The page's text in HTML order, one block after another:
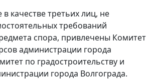
в качестве третьих лиц, не
требований
спора, привлечены Комитет
администрации города
по градостроительству и
города Волгограда.